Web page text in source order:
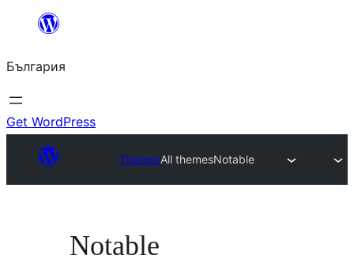
България
Get WordPress
ThemesAll themesNotable
Notable